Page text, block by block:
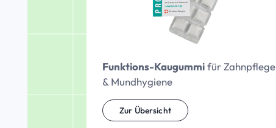
Funktions-Kaugummifür Zahnpflege
& Mundhygiene
Zur Übersicht